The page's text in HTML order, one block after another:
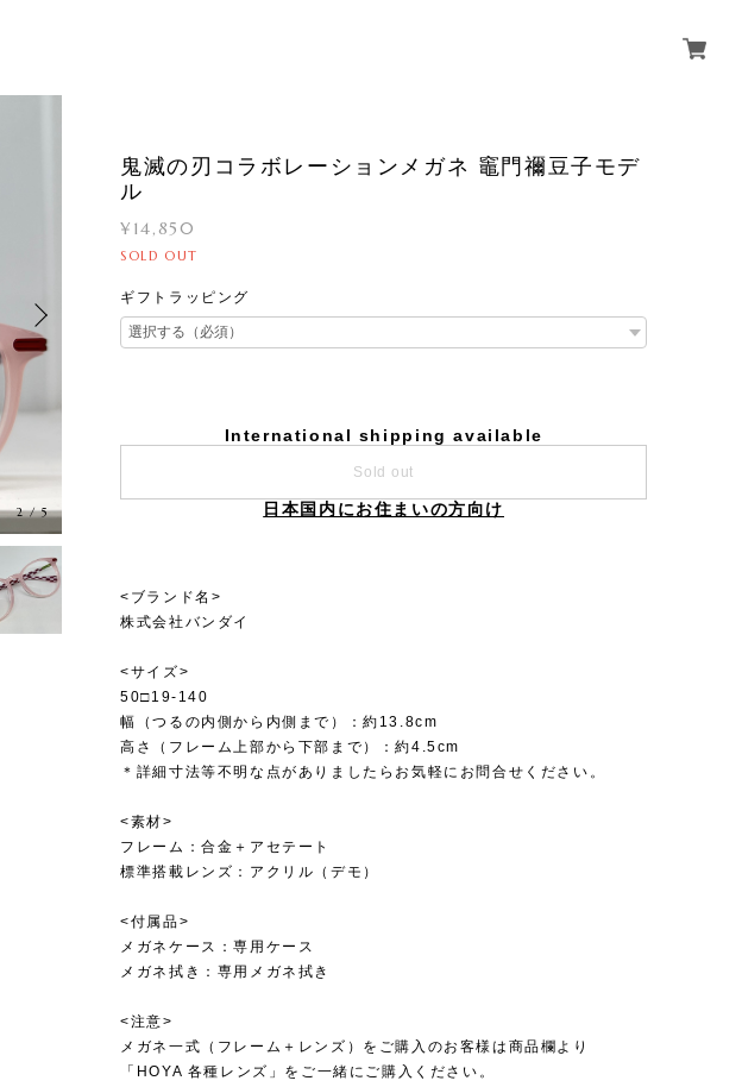
3/5
鬼滅の刃コラボレーションメガネ 竈門禰豆子モデ
ル
¥14,850
SOLD OUT
ギフトラッピング
International shipping available
Sold out
日本国内にお住まいの方向け
<ブランド名>
株式会社バンダイ
<サイズ>
50□19-140
幅（つるの内側から内側まで）：約13.8cm
高さ（フレーム上部から下部まで）：約4.5cm
＊詳細寸法等不明な点がありましたらお気軽にお問合せください。
<素材>
フレーム：合金＋アセテート
標準搭載レンズ：アクリル（デモ）
<付属品>
メガネケース：専用ケース
メガネ拭き：専用メガネ拭き
<注意>
メガネ一式（フレーム＋レンズ）をご購入のお客様は商品欄より
「HOYA 各種レンズ」をご一緒にご購入ください。